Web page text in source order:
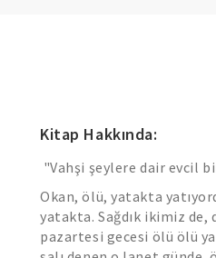
Kitap Hakkında:
"Vahşi şeylere dair evcil
Okan, ölü, yatakta
yatakta. Sağdık ikimiz de,
pazartesi gecesi ölü ölü